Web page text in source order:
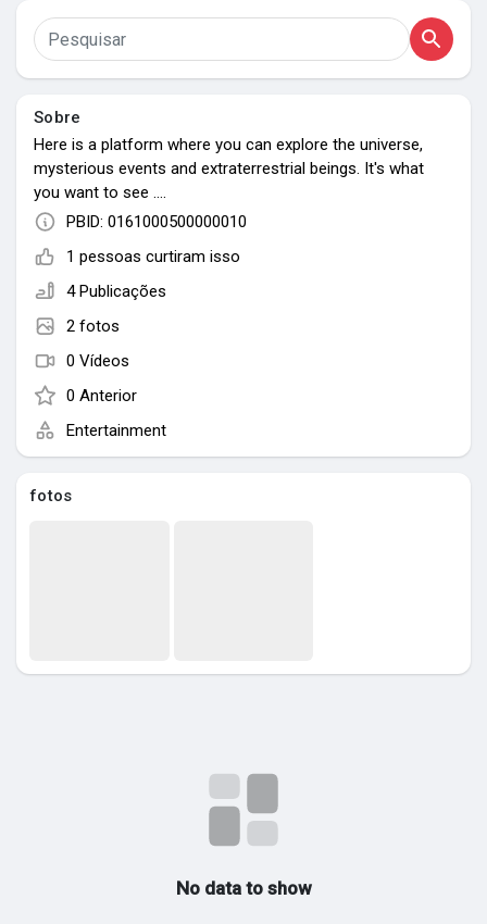
Encontrar Páginas
Páginas Curtidas
Popular Posts
Discover Posts
Sobre
Here is a platform where you can explore the universe,
mysterious events and extraterrestrial beings. It's what
you want to see ....
PBID: 0161000500000010
1 pessoas curtiram isso
4 Publicações
2 fotos
0 Vídeos
0 Anterior
Entertainment
fotos
No data to show